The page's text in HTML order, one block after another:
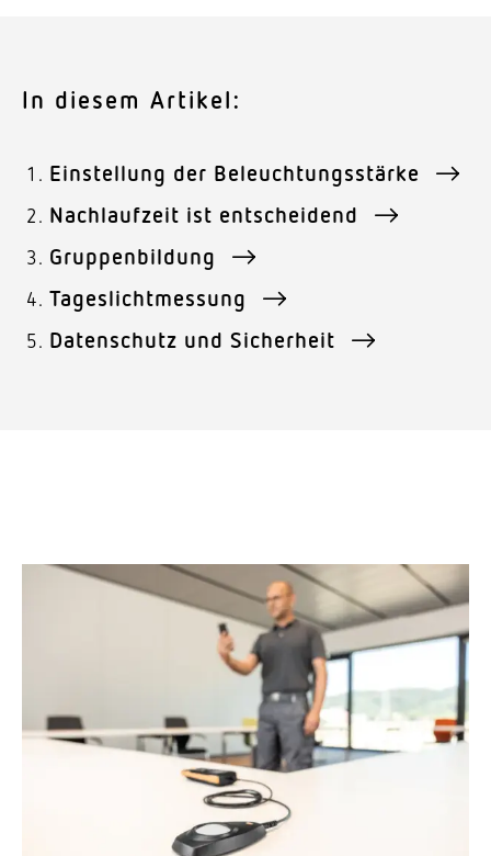
In diesem Artikel:
Einstellung der Beleuchtungsstärke
Nachlaufzeit ist entscheidend
Gruppenbildung
Tageslichtmessung
Datenschutz und Sicherheit